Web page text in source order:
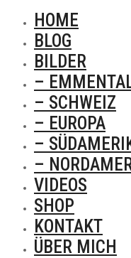
HOME
BLOG
BILDER
–
– SCHWEIZ
– EUROPA
–
–
VIDEOS
SHOP
KONTAKT
ÜBER MICH